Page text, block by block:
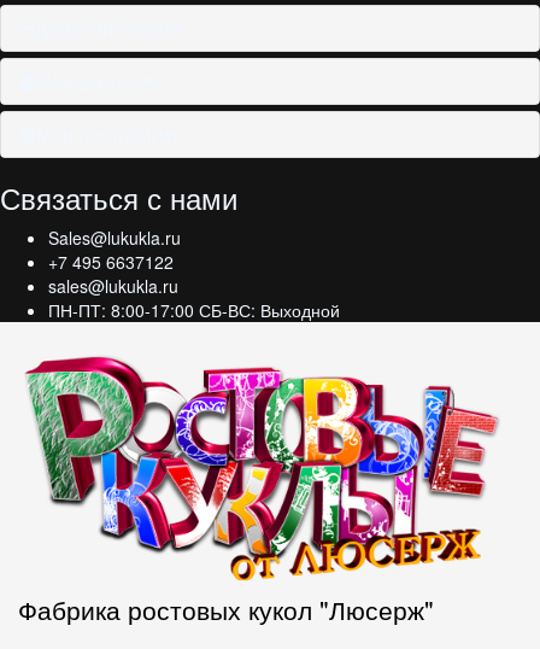
Связаться с нами
Sales@lukukla.ru
+7 495 6637122
sales@lukukla.ru
ПН-ПТ: 8:00-17:00 СБ-ВС: Выходной
Фабрика ростовых кукол "Люсерж"